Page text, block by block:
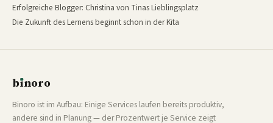
Erfolgreiche Blogger: Christina von Tinas Lieblingsplatz
Die Zukunft des Lernens beginnt schon in der Kita
bınoro
Binoro ist im Aufbau: Einige Services laufen bereits produktiv,
andere sind in Planung — der Prozentwert je Service zeigt